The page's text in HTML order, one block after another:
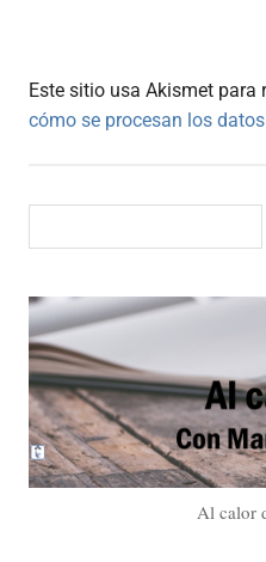
Este sitio usa Akismet para
cómo se procesan los
Al calor